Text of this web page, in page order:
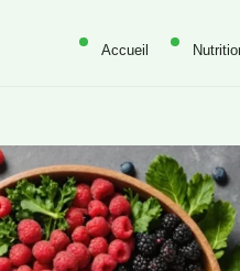
Accueil